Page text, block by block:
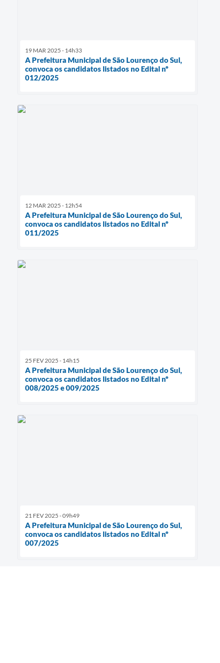
19 MAR 2025 - 14h33
A Prefeitura Municipal de São Lourenço do Sul,
convoca os candidatos listados no Edital nº
012/2025
12 MAR 2025 - 12h54
A Prefeitura Municipal de São Lourenço do Sul,
convoca os candidatos listados no Edital nº
011/2025
25 FEV 2025 - 14h15
A Prefeitura Municipal de São Lourenço do Sul,
convoca os candidatos listados no Edital nº
008/2025 e 009/2025
21 FEV 2025 - 09h49
A Prefeitura Municipal de São Lourenço do Sul,
convoca os candidatos listados no Edital nº
007/2025